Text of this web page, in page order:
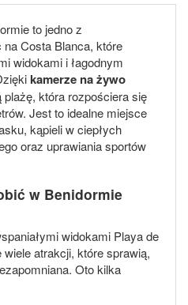
to jedno z
Costa Blanca, które
widokami i łagodnym
kamerze na żywo
plażę, która rozpościera się
Jest to idealne miejsce
kąpieli w ciepłych
oraz uprawiania sportów
w Benidormie
widokami Playa de
atrakcji, które sprawią,
Oto kilka